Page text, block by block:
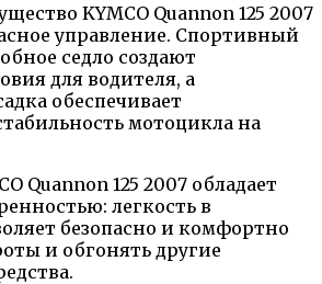
KYMCO Quannon 125 2007
управление. Спортивный
седло создают
для водителя, а
обеспечивает
мотоцикла на
Quannon 125 2007 обладает
легкость в
безопасно и комфортно
и обгонять другие